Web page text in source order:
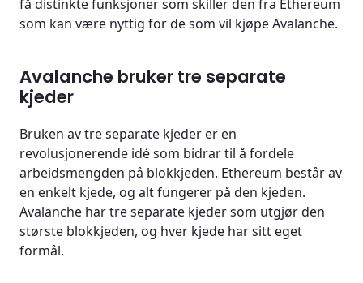
få distinkte funksjoner som skiller den fra Ethereum
som kan være nyttig for de som vil kjøpe Avalanche.
Avalanche bruker tre separate
kjeder
Bruken av tre separate kjeder er en
revolusjonerende idé som bidrar til å fordele
arbeidsmengden på blokkjeden. Ethereum består av
en enkelt kjede, og alt fungerer på den kjeden.
Avalanche har tre separate kjeder som utgjør den
største blokkjeden, og hver kjede har sitt eget
formål.